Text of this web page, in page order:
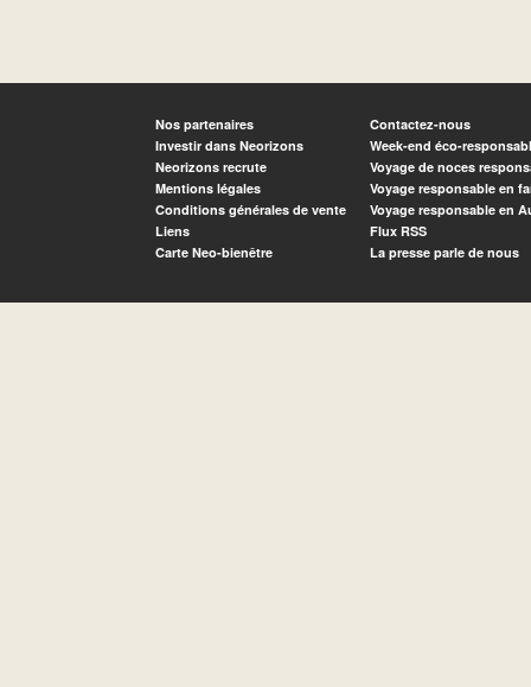
Nos partenaires
Investir dans Neorizons
Neorizons recrute
Mentions légales
Conditions générales de vente
Liens
Carte Neo-bienêtre
Contactez-nous
Week-end éco-
Voyage de noces
Voyage responsable en
Voyage responsable en
Flux RSS
La presse parle de nous